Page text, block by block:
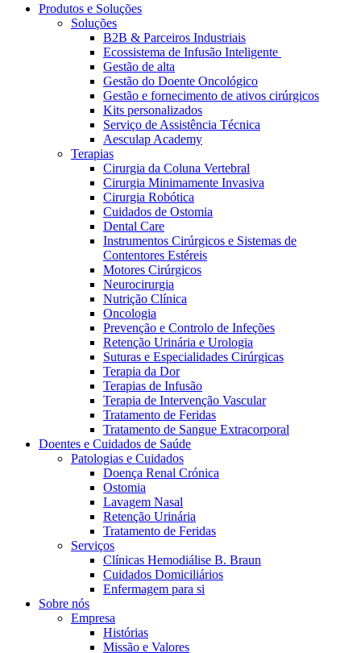
Catálogo de Produtos
Encontre o produto que procura. Visite o catálogo de produtos
da B. Braun com o nosso portfólio completo.
Centro de Inovação
Vamos impulsionar juntos a inovação na tecnologia médica.
Saiba mais sobre o nosso centro de inovação e apresente a sua
Contactos
Em diálogo com a B. Braun. Entre em contacto connosco
Produtos e Soluções
Soluções
B2B & Parceiros Industriais
Ecossistema de Infusão Inteligente
Gestão de alta
Gestão do Doente Oncológico
Gestão e fornecimento de ativos cirúrgicos
Kits personalizados
Serviço de Assistência Técnica
Aesculap Academy
Terapias
Cirurgia da Coluna Vertebral
Cirurgia Minimamente Invasiva
Cirurgia Robótica
Cuidados de Ostomia
Dental Care
Instrumentos Cirúrgicos e Sistemas de
Contentores Estéreis
Motores Cirúrgicos
Neurocirurgia
Nutrição Clínica
Oncologia
Prevenção e Controlo de Infeções
Retenção Urinária e Urologia
Suturas e Especialidades Cirúrgicas
Terapia da Dor
Terapias de Infusão
Terapia de Intervenção Vascular
Tratamento de Feridas
Tratamento de Sangue Extracorporal
Doentes e Cuidados de Saúde
Patologias e Cuidados
Doença Renal Crónica
Ostomia
Lavagem Nasal
Retenção Urinária
Tratamento de Feridas
Serviços
Clínicas Hemodiálise B. Braun
Cuidados Domiciliários
Enfermagem para si
Sobre nós
Empresa
Histórias
Missão e Valores